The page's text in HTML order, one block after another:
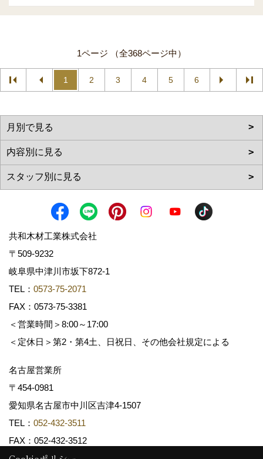
1ページ （全368ページ中）
1 2 3 4 5 6
共和木材工業株式会社
〒509-9232
岐阜県中津川市坂下872‐1
TEL： 0573-75-2071
FAX：0573-75-3381
＜営業時間＞8:00～17:00
＜定休日＞第2・第4土、日祝日、その他会社規定による
名古屋営業所
〒454-0981
愛知県名古屋市中川区吉津4-1507
TEL： 052-432-3511
FAX：052-432-3512